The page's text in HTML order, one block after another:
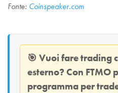
Fonte: Coinspeaker.com
🎯 Vuoi fare trading
esterno? Con FTMO
programma per